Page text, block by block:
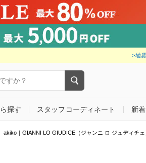
>地
探す スタッフコーディネート 新
akiko｜GIANNI LO GIUDICE（ジャンニ ロ ジュディチェ